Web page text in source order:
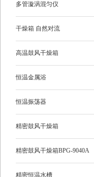
多管漩涡混匀仪
干燥箱 自然对流
高温鼓风干燥箱
恒温金属浴
恒温振荡器
精密鼓风干燥箱
精密鼓风干燥箱BPG-9040A
精密恒温水槽